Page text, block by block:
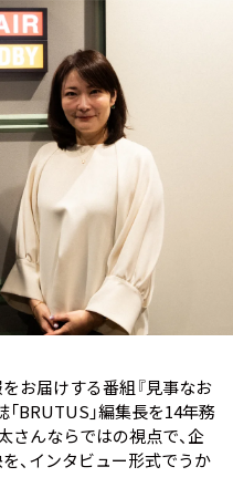
お届けする番組『見事なお
BRUTUS」編集長を14年務
さんならではの視点で、企
、インタビュー形式でうか